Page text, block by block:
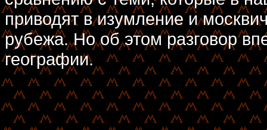
приводят в изумление и
рубежа. Но об этом разговор
географии.